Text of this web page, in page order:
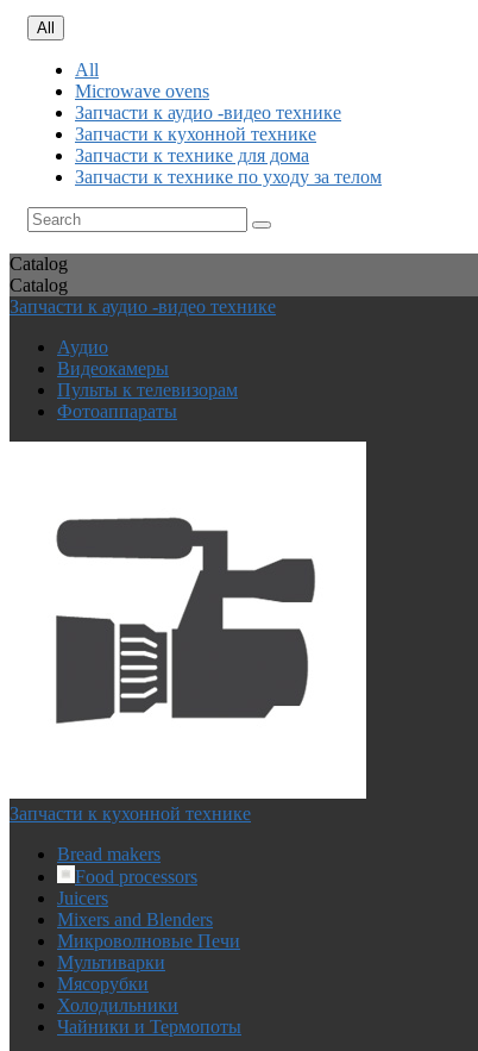
All
All
Microwave ovens
Запчасти к аудио -видео технике
Запчасти к кухонной технике
Запчасти к технике для дома
Запчасти к технике по уходу за телом
Catalog
Catalog
Запчасти к аудио -видео технике
Аудио
Видеокамеры
Пульты к телевизорам
Фотоаппараты
Запчасти к кухонной технике
Bread makers
Food processors
Juicers
Mixers and Blenders
Микроволновые Печи
Мультиварки
Мясорубки
Холодильники
Чайники и Термопоты